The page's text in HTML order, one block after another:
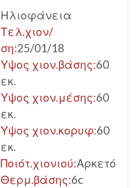
Ηλιοφάνεια
Τελ.χιον/
ση:25/01/18
Υψος χιον.βάσης:60
εκ.
Υψος χιον.μέσης:60
εκ.
Υψος χιον.κορυφ:60
εκ.
Ποιότ.χιονιού:Αρκετό
Θερμ.βάσης:6c